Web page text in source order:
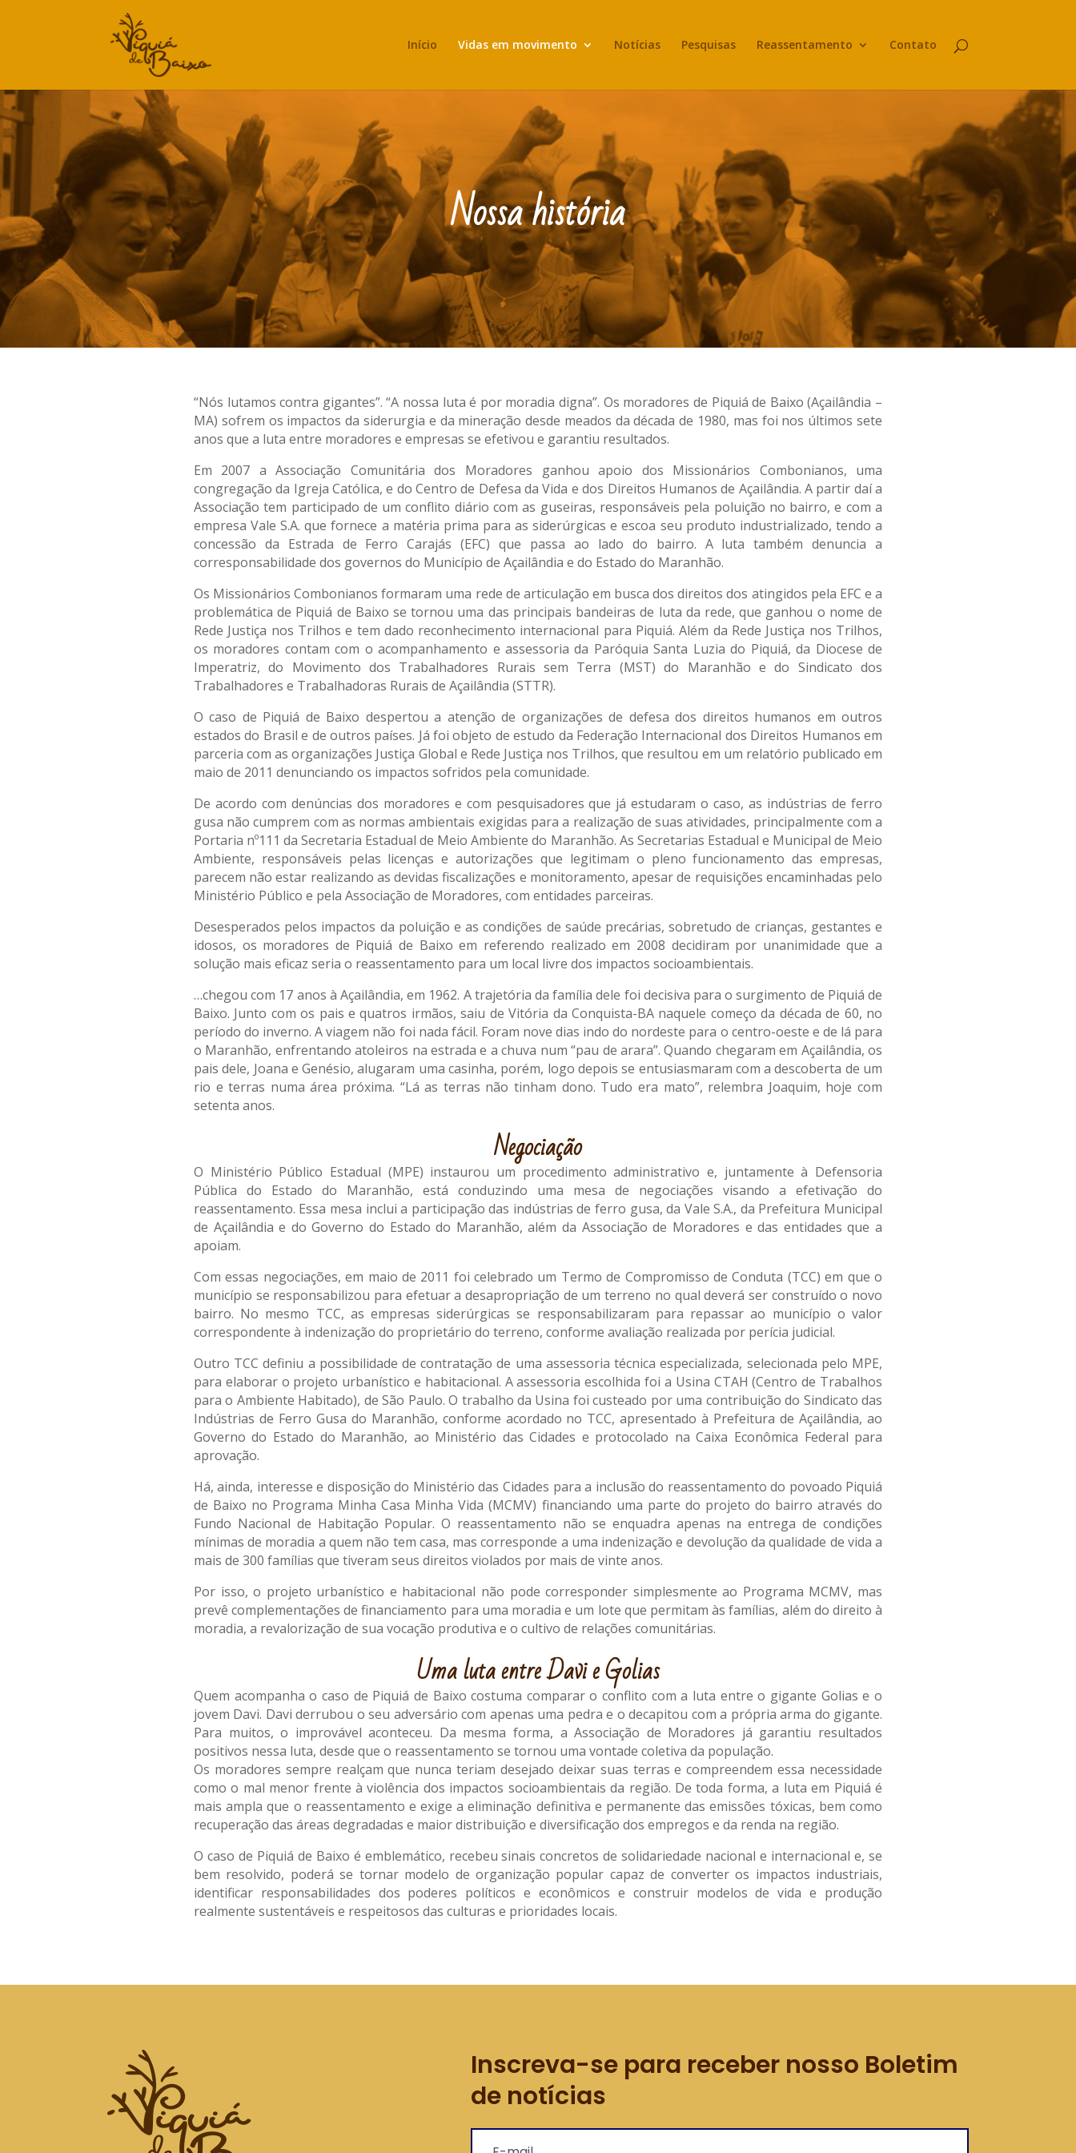
Início Vidas em movimento Notícias Pesquisas Reassentamento Contato
Nossa história
“Nós lutamos contra gigantes”. “A nossa luta é por moradia digna”. Os moradores de Piquiá de Baixo (Açailândia –
MA) sofrem os impactos da siderurgia e da mineração desde meados da década de 1980, mas foi nos últimos sete
anos que a luta entre moradores e empresas se efetivou e garantiu resultados.
Em 2007 a Associação Comunitária dos Moradores ganhou apoio dos Missionários Combonianos, uma
congregação da Igreja Católica, e do Centro de Defesa da Vida e dos Direitos Humanos de Açailândia. A partir daí a
Associação tem participado de um conflito diário com as guseiras, responsáveis pela poluição no bairro, e com a
empresa Vale S.A. que fornece a matéria prima para as siderúrgicas e escoa seu produto industrializado, tendo a
concessão da Estrada de Ferro Carajás (EFC) que passa ao lado do bairro. A luta também denuncia a
corresponsabilidade dos governos do Município de Açailândia e do Estado do Maranhão.
Os Missionários Combonianos formaram uma rede de articulação em busca dos direitos dos atingidos pela EFC e a
problemática de Piquiá de Baixo se tornou uma das principais bandeiras de luta da rede, que ganhou o nome de
Rede Justiça nos Trilhos e tem dado reconhecimento internacional para Piquiá. Além da Rede Justiça nos Trilhos,
os moradores contam com o acompanhamento e assessoria da Paróquia Santa Luzia do Piquiá, da Diocese de
Imperatriz, do Movimento dos Trabalhadores Rurais sem Terra (MST) do Maranhão e do Sindicato dos
Trabalhadores e Trabalhadoras Rurais de Açailândia (STTR).
O caso de Piquiá de Baixo despertou a atenção de organizações de defesa dos direitos humanos em outros
estados do Brasil e de outros países. Já foi objeto de estudo da Federação Internacional dos Direitos Humanos em
parceria com as organizações Justiça Global e Rede Justiça nos Trilhos, que resultou em um relatório publicado em
maio de 2011 denunciando os impactos sofridos pela comunidade.
De acordo com denúncias dos moradores e com pesquisadores que já estudaram o caso, as indústrias de ferro
gusa não cumprem com as normas ambientais exigidas para a realização de suas atividades, principalmente com a
Portaria nº111 da Secretaria Estadual de Meio Ambiente do Maranhão. As Secretarias Estadual e Municipal de Meio
Ambiente, responsáveis pelas licenças e autorizações que legitimam o pleno funcionamento das empresas,
parecem não estar realizando as devidas fiscalizações e monitoramento, apesar de requisições encaminhadas pelo
Ministério Público e pela Associação de Moradores, com entidades parceiras.
Desesperados pelos impactos da poluição e as condições de saúde precárias, sobretudo de crianças, gestantes e
idosos, os moradores de Piquiá de Baixo em referendo realizado em 2008 decidiram por unanimidade que a
solução mais eficaz seria o reassentamento para um local livre dos impactos socioambientais.
…chegou com 17 anos à Açailândia, em 1962. A trajetória da família dele foi decisiva para o surgimento de Piquiá de
Baixo. Junto com os pais e quatros irmãos, saiu de Vitória da Conquista-BA naquele começo da década de 60, no
período do inverno. A viagem não foi nada fácil. Foram nove dias indo do nordeste para o centro-oeste e de lá para
o Maranhão, enfrentando atoleiros na estrada e a chuva num “pau de arara”. Quando chegaram em Açailândia, os
pais dele, Joana e Genésio, alugaram uma casinha, porém, logo depois se entusiasmaram com a descoberta de um
rio e terras numa área próxima. “Lá as terras não tinham dono. Tudo era mato”, relembra Joaquim, hoje com
setenta anos.
Negociação
O Ministério Público Estadual (MPE) instaurou um procedimento administrativo e, juntamente à Defensoria
Pública do Estado do Maranhão, está conduzindo uma mesa de negociações visando a efetivação do
reassentamento. Essa mesa inclui a participação das indústrias de ferro gusa, da Vale S.A., da Prefeitura Municipal
de Açailândia e do Governo do Estado do Maranhão, além da Associação de Moradores e das entidades que a
apoiam.
Com essas negociações, em maio de 2011 foi celebrado um Termo de Compromisso de Conduta (TCC) em que o
município se responsabilizou para efetuar a desapropriação de um terreno no qual deverá ser construído o novo
bairro. No mesmo TCC, as empresas siderúrgicas se responsabilizaram para repassar ao município o valor
correspondente à indenização do proprietário do terreno, conforme avaliação realizada por perícia judicial.
Outro TCC definiu a possibilidade de contratação de uma assessoria técnica especializada, selecionada pelo MPE,
para elaborar o projeto urbanístico e habitacional. A assessoria escolhida foi a Usina CTAH (Centro de Trabalhos
para o Ambiente Habitado), de São Paulo. O trabalho da Usina foi custeado por uma contribuição do Sindicato das
Indústrias de Ferro Gusa do Maranhão, conforme acordado no TCC, apresentado à Prefeitura de Açailândia, ao
Governo do Estado do Maranhão, ao Ministério das Cidades e protocolado na Caixa Econômica Federal para
aprovação.
Há, ainda, interesse e disposição do Ministério das Cidades para a inclusão do reassentamento do povoado Piquiá
de Baixo no Programa Minha Casa Minha Vida (MCMV) financiando uma parte do projeto do bairro através do
Fundo Nacional de Habitação Popular. O reassentamento não se enquadra apenas na entrega de condições
mínimas de moradia a quem não tem casa, mas corresponde a uma indenização e devolução da qualidade de vida a
mais de 300 famílias que tiveram seus direitos violados por mais de vinte anos.
Por isso, o projeto urbanístico e habitacional não pode corresponder simplesmente ao Programa MCMV, mas
prevê complementações de financiamento para uma moradia e um lote que permitam às famílias, além do direito à
moradia, a revalorização de sua vocação produtiva e o cultivo de relações comunitárias.
Uma luta entre Davi e Golias
Quem acompanha o caso de Piquiá de Baixo costuma comparar o conflito com a luta entre o gigante Golias e o
jovem Davi. Davi derrubou o seu adversário com apenas uma pedra e o decapitou com a própria arma do gigante.
Para muitos, o improvável aconteceu. Da mesma forma, a Associação de Moradores já garantiu resultados
positivos nessa luta, desde que o reassentamento se tornou uma vontade coletiva da população.
Os moradores sempre realçam que nunca teriam desejado deixar suas terras e compreendem essa necessidade
como o mal menor frente à violência dos impactos socioambientais da região. De toda forma, a luta em Piquiá é
mais ampla que o reassentamento e exige a eliminação definitiva e permanente das emissões tóxicas, bem como
recuperação das áreas degradadas e maior distribuição e diversificação dos empregos e da renda na região.
O caso de Piquiá de Baixo é emblemático, recebeu sinais concretos de solidariedade nacional e internacional e, se
bem resolvido, poderá se tornar modelo de organização popular capaz de converter os impactos industriais,
identificar responsabilidades dos poderes políticos e econômicos e construir modelos de vida e produção
realmente sustentáveis e respeitosos das culturas e prioridades locais.
Inscreva-se para receber nosso Boletim
de notícias